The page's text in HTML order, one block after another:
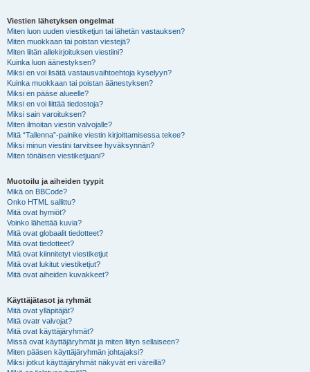
Viestien lähetyksen ongelmat
Miten luon uuden viestiketjun tai lähetän vastauksen?
Miten muokkaan tai poistan viestejä?
Miten liitän allekirjoituksen viestiini?
Kuinka luon äänestyksen?
Miksi en voi lisätä vastausvaihtoehtoja kyselyyn?
Kuinka muokkaan tai poistan äänestyksen?
Miksi en pääse alueelle?
Miksi en voi liittää tiedostoja?
Miksi sain varoituksen?
Miten ilmoitan viestin valvojalle?
Mitä “Tallenna”-painike viestin kirjoittamisessa tekee?
Miksi minun viestini tarvitsee hyväksynnän?
Miten tönäisen viestiketjuani?
Muotoilu ja aiheiden tyypit
Mikä on BBCode?
Onko HTML sallittu?
Mitä ovat hymiöt?
Voinko lähettää kuvia?
Mitä ovat globaalit tiedotteet?
Mitä ovat tiedotteet?
Mitä ovat kiinnitetyt viestiketjut
Mitä ovat lukitut viestiketjut?
Mitä ovat aiheiden kuvakkeet?
Käyttäjätasot ja ryhmät
Mitä ovat ylläpitäjät?
Mitä ovatr valvojat?
Mitä ovat käyttäjäryhmät?
Missä ovat käyttäjäryhmät ja miten liityn sellaiseen?
Miten pääsen käyttäjäryhmän johtajaksi?
Miksi jotkut käyttäjäryhmät näkyvät eri väreillä?